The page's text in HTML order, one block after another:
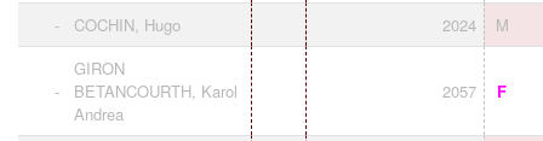
- COCHIN, Hugo 2024 M
-
GIRON
BETANCOURTH, Karol
Andrea
2057 F